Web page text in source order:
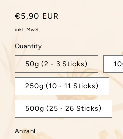
Normaler Preis
€5,90 EUR
inkl. MwSt.
Quantity
50g (2 - 3 Sticks)
250g (10 - 11 Sticks)
500g (25 - 26 Sticks)
Anzahl